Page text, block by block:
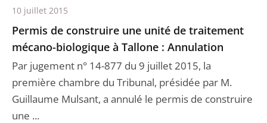
Permis de construire une unité de traitement
mécano-biologique à Tallone : Annulation
Par jugement n° 14-877 du 9 juillet 2015, la
première chambre du Tribunal, présidée par M.
Guillaume Mulsant, a annulé le permis de construire
une ...
10 juillet 2015